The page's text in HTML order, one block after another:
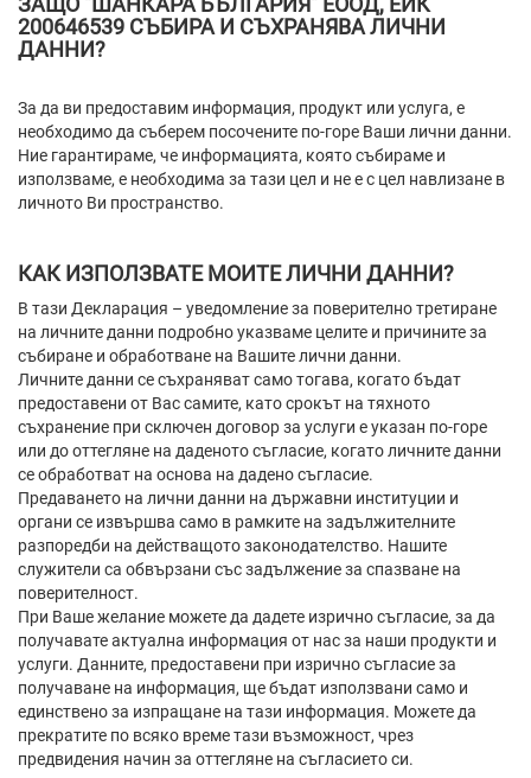
200646539 СЪБИРА И СЪХРАНЯВА ЛИЧНИ
ДАННИ?
За да ви предоставим информация, продукт или услуга, е
необходимо да съберем посочените по-горе Ваши лични данни.
Ние гарантираме, че информацията, която събираме и
използваме, е необходима за тази цел и не е с цел навлизане в
личното Ви пространство.
КАК ИЗПОЛЗВАТЕ МОИТЕ ЛИЧНИ ДАННИ?
В тази Декларация – уведомление за поверително третиране
на личните данни подробно указваме целите и причините за
събиране и обработване на Вашите лични данни.
Личните данни се съхраняват само тогава, когато бъдат
предоставени от Вас самите, като срокът на тяхното
съхранение при сключен договор за услуги е указан по-горе
или до оттегляне на даденото съгласие, когато личните данни
се обработват на основа на дадено съгласие.
Предаването на лични данни на държавни институции и
органи се извършва само в рамките на задължителните
разпоредби на действащото законодателство. Нашите
служители са обвързани със задължение за спазване на
поверителност.
При Ваше желание можете да дадете изрично съгласие, за да
получавате актуална информация от нас за наши продукти и
услуги. Данните, предоставени при изрично съгласие за
получаване на информация, ще бъдат използвани само и
единствено за изпращане на тази информация. Можете да
прекратите по всяко време тази възможност, чрез
предвидения начин за оттегляне на съгласието си.